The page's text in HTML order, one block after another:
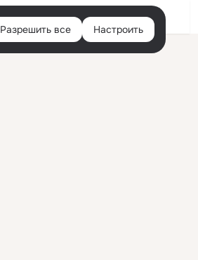
Войти
Разрешить все Настроить